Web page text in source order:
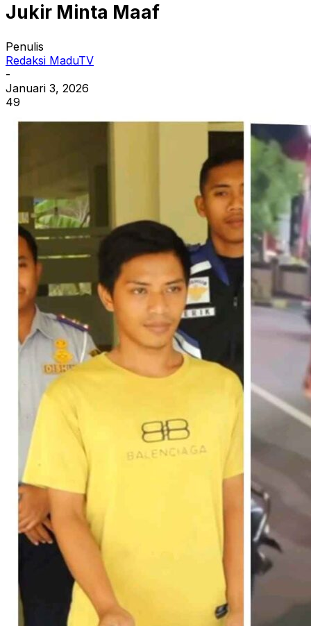
Jukir Minta Maaf
Penulis
Redaksi MaduTV
-
Januari 3, 2026
49